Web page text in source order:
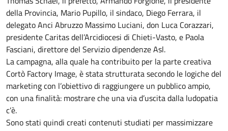
della Provincia, Mario Pupillo, il sindaco, Diego Ferrara, il
delegato Anci Abruzzo Massimo Luciani, don Luca Corazzari,
presidente Caritas dell’Arcidiocesi di Chieti-Vasto, e Paola
Fasciani, direttore del Servizio dipendenze Asl.
La campagna, alla quale ha contribuito per la parte creativa
Cortò Factory Image, è stata strutturata secondo le logiche del
marketing con l’obiettivo di raggiungere un pubblico ampio,
con una finalità: mostrare che una via d’uscita dalla ludopatia
c’è.
Sono stati quindi creati contenuti studiati per massimizzare